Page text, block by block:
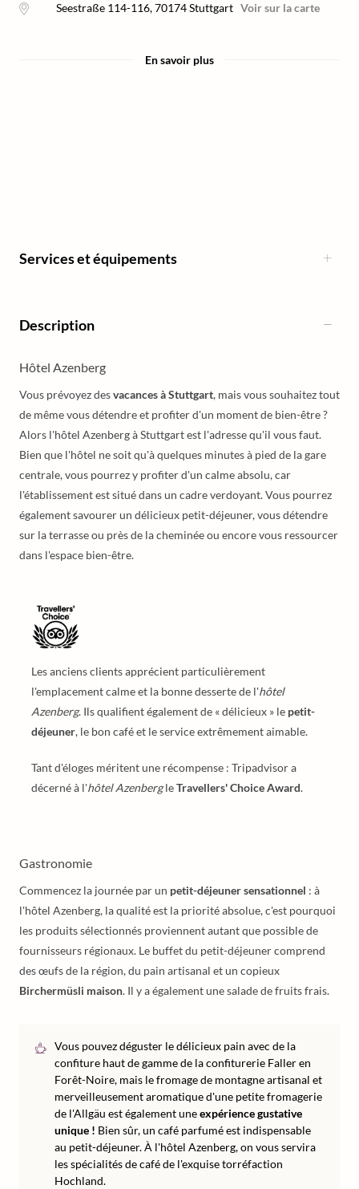
Seestraße 114-116,70174Stuttgart Voir sur la carte
En savoir plus
Services et équipements
Description
Hôtel Azenberg
Vous prévoyez desvacances à Stuttgart, mais vous souhaitez tout
de même vous détendre et profiter d'un moment de bien-être ?
Alors l'hôtel Azenberg à Stuttgart est l'adresse qu'il vous faut.
Bien que l'hôtel ne soit qu'à quelques minutes à pied de la gare
centrale, vous pourrez y profiter d'un calme absolu, car
l'établissement est situé dans un cadre verdoyant. Vous pourrez
également savourer un délicieux petit-déjeuner, vous détendre
sur la terrasse ou près de la cheminée ou encore vous ressourcer
dans l'espace bien-être.
Les anciens clients apprécient particulièrement
l'emplacement calme et la bonne desserte de l'hôtel
Azenberg. Ils qualifient également de « délicieux » le petit-
déjeuner, le bon café et le service extrêmement aimable.
Tant d'éloges méritent une récompense : Tripadvisor a
décerné à l'hôtel AzenbergleTravellers' Choice Award.
Gastronomie
Commencez la journée par un petit-déjeuner sensationnel : à
l'hôtel Azenberg, la qualité est la priorité absolue, c'est pourquoi
les produits sélectionnés proviennent autant que possible de
fournisseurs régionaux. Le buffet du petit-déjeuner comprend
des œufs de la région, du pain artisanal et un copieux
Birchermüsli maison. Il y a également une salade de fruits frais.
Vous pouvez déguster le délicieux pain avec de la
confiture haut de gamme de la confiturerie Faller en
Forêt-Noire, mais le fromage de montagne artisanal et
merveilleusement aromatique d'une petite fromagerie
de l'Allgäu est également uneexpérience gustative
unique ! Bien sûr, un café parfumé est indispensable
au petit-déjeuner. À l'hôtel Azenberg, on vous servira
les spécialités de café de l'exquise torréfaction
Hochland.